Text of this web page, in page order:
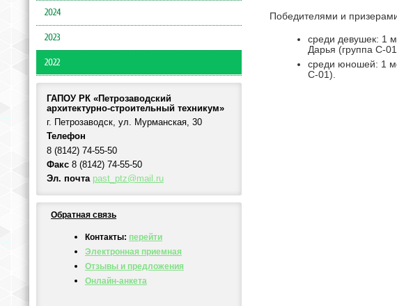
2024
2023
2022
ГАПОУ РК «Петрозаводский
архитектурно-строительный техникум»
г. Петрозаводск, ул. Мурманская, 30
Телефон
8 (8142) 74-55-50
Факс 8 (8142) 74-55-50
Эл. почта past_ptz@mail.ru
Обратная связь
Контакты: перейти
Электронная приемная
Отзывы и предложения
Онлайн-анкета
Победителями и
среди девушек: 1
Дарья (группа С-
среди юношей: 1
С-01).